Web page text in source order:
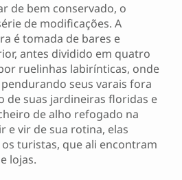
de bem conservado, o
de modificações. A
é tomada de bares e
antes dividido em quatro
ruelinhas labirínticas, onde
seus varais fora
de suas jardineiras floridas e
de alho refogado na
e vir de sua rotina, elas
turistas, que ali encontram
lojas.